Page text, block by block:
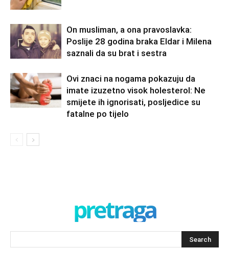
On musliman, a ona pravoslavka:
Poslije 28 godina braka Eldar i Milena
saznali da su brat i sestra
Ovi znaci na nogama pokazuju da
imate izuzetno visok holesterol: Ne
smijete ih ignorisati, posljedice su
fatalne po tijelo
pretraga